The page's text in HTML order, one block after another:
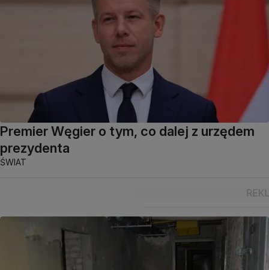
Premier Węgier o tym, co dalej z urzędem
prezydenta
ŚWIAT